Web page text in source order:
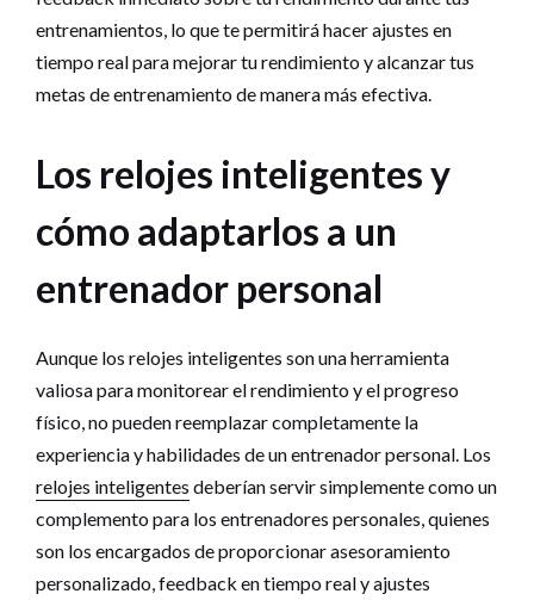
entrenamientos, lo que te permitirá hacer ajustes en
tiempo real para mejorar tu rendimiento y alcanzar tus
metas de entrenamiento de manera más efectiva.
Los relojes inteligentes y
cómo adaptarlos a un
entrenador personal
Aunque los relojes inteligentes son una herramienta
valiosa para monitorear el rendimiento y el progreso
físico, no pueden reemplazar completamente la
experiencia y habilidades de un entrenador personal. Los
relojes inteligentes deberían servir simplemente como un
complemento para los entrenadores personales, quienes
son los encargados de proporcionar asesoramiento
personalizado, feedback en tiempo real y ajustes